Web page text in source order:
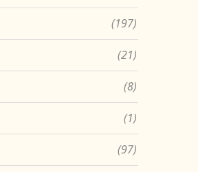
(197)
(21)
(8)
(1)
(97)